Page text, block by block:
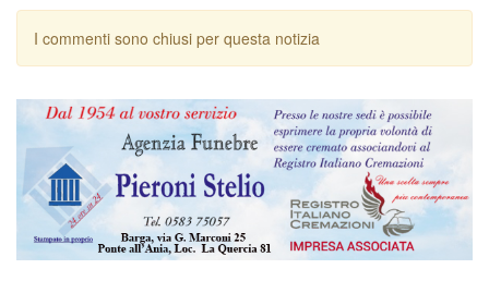
I commenti sono chiusi per questa notizia